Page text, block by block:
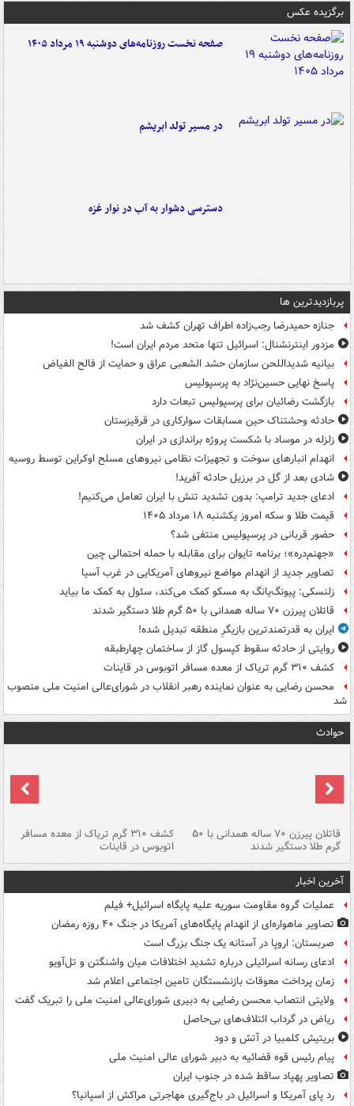
برگزیده عکس
صفحه نخست روزنامه‌های دوشنبه ۱۹ مرداد ۱۴۰۵
در مسیر تولد ابریشم
دسترسی دشوار به آب در نوار غزه
پربازدیدترین ها
جنازه حمیدرضا رجب‌زاده اطراف تهران کشف شد
مزدور اینترنشنال: اسرائیل تنها متحد مردم ایران است!
بیانیه شدیداللحن سازمان حشد الشعبی عراق و حمایت از فالح الفیاض
پاسخ نهایی حسین‌نژاد به پرسپولیس
بازگشت رضائیان برای پرسپولیس تبعات دارد
حادثه وحشتناک حین مسابقات سوارکاری در قرقیزستان
زلزله در موساد با شکست پروژه براندازی در ایران
انهدام انبارهای سوخت و تجهیزات نظامی نیروهای مسلح اوکراین توسط روسیه
شادی بعد از گل در برزیل حادثه آفرید!
ادعای جدید ترامپ: بدون تشدید تنش با ایران تعامل می‌کنیم!
قیمت طلا و سکه امروز یکشنبه ۱۸ مرداد ۱۴۰۵
حضور قربانی در پرسپولیس منتفی شد؟
«جهنم‌دره»؛ برنامه تایوان برای مقابله با حمله احتمالی چین
تصاویر جدید از انهدام مواضع نیروهای آمریکایی در غرب آسیا
زلنسکی: پیونگ‌یانگ به مسکو کمک می‌کند، سئول به کمک ما بیاید
قاتلان پیرزن ۷۰ ساله همدانی با ۵۰ گرم طلا دستگیر شدند
ایران به قدرتمندترین بازیگرِ منطقه تبدیل شده!
روایتی از حادثه سقوط کپسول گاز از ساختمان چهارطبقه
کشف ۳۱۰ گرم تریاک از معده مسافر اتوبوس در قاینات
محسن رضایی به عنوان نماینده رهبر انقلاب در شورای‌عالی امنیت ملی منصوب
شد
حوادث
قاتلان پیرزن ۷۰ ساله همدانی با ۵۰
گرم طلا دستگیر شدند
کشف ۳۱۰ گرم تریاک از معده مسافر
اتوبوس در قاینات
آخرین اخبار
عملیات گروه مقاومت سوریه علیه پایگاه اسرائیل+ فیلم
تصاویر ماهواره‌ای از انهدام پایگاه‌های آمریکا در جنگ ۴۰ روزه رمضان
صربستان: اروپا در آستانه یک جنگ بزرگ است
ادعای رسانه اسرائیلی درباره تشدید اختلافات میان واشنگتن و تل‌آویو
زمان پرداخت معوقات بازنشستگان تامین اجتماعی اعلام شد
ولایتی انتصاب محسن رضایی به دبیری شورای‌عالی امنیت ملی را تبریک گفت
ریاض در گرداب ائتلاف‌های بی‌حاصل
بریتیش کلمبیا در آتش و دود
پیام رئیس قوه قضائیه به دبیر شورای عالی امنیت ملی
تصاویر پهپاد ساقط شده در جنوب ایران
رد پای آمریکا و اسرائیل در باج‌گیری مهاجرتی مراکش از اسپانیا؟